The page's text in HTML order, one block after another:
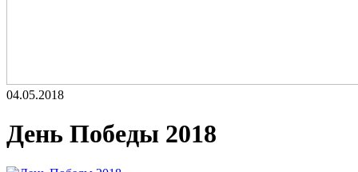
04.05.2018
День Победы 2018